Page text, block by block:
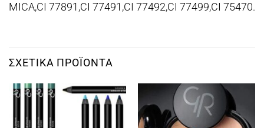
MICA,CI 77891,CI 77491,CI 77492,CI 77499,CI 75470.
ΣΧΕΤΙΚΆ ΠΡΟΪΌΝΤΑ